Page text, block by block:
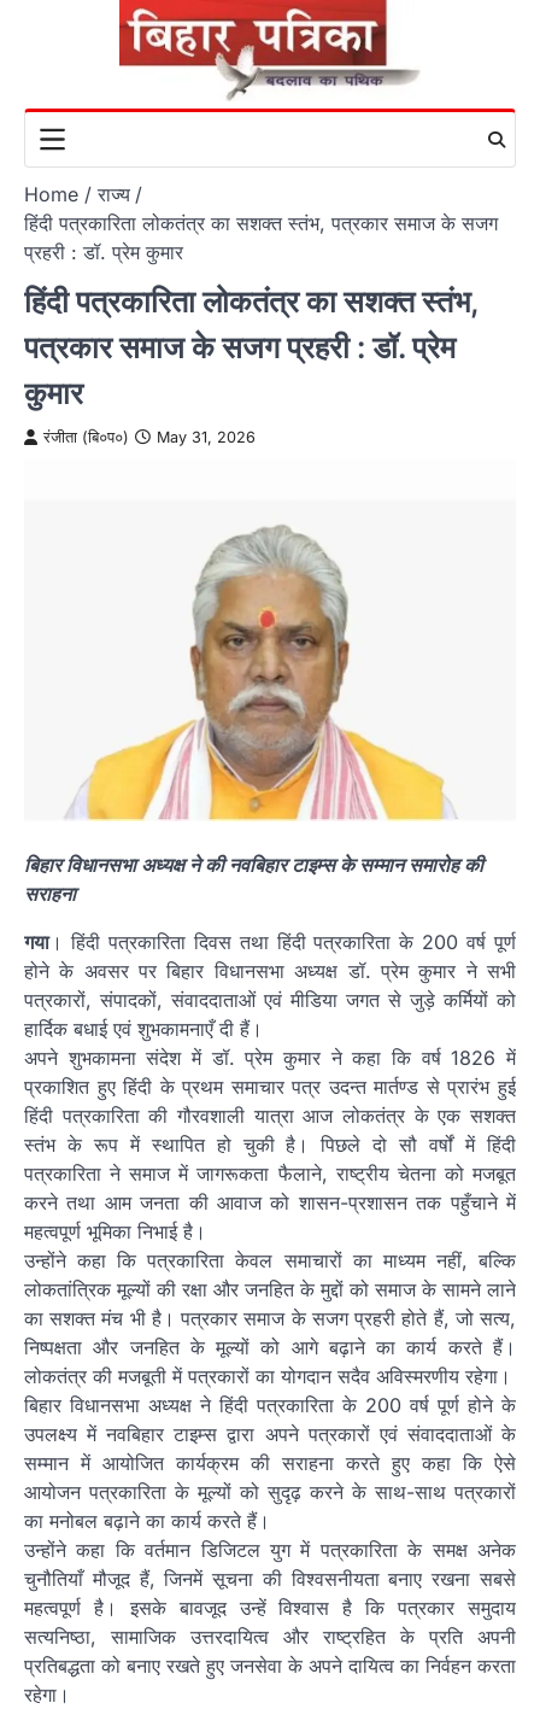
Home
राज्य
हिंदी पत्रकारिता लोकतंत्र का सशक्त स्तंभ, पत्रकार समाज के सजग
प्रहरी : डॉ. प्रेम कुमार
हिंदी पत्रकारिता लोकतंत्र का सशक्त स्तंभ,
पत्रकार समाज के सजग प्रहरी : डॉ. प्रेम
कुमार
रंजीता (बि०प०) May 31, 2026
बिहार विधानसभा अध्यक्ष ने की नवबिहार टाइम्स के सम्मान समारोह की
सराहना
गया। हिंदी पत्रकारिता दिवस तथा हिंदी पत्रकारिता के 200 वर्ष पूर्ण
होने के अवसर पर बिहार विधानसभा अध्यक्ष डॉ. प्रेम कुमार ने सभी
पत्रकारों, संपादकों, संवाददाताओं एवं मीडिया जगत से जुड़े कर्मियों को
हार्दिक बधाई एवं शुभकामनाएँ दी हैं।
अपने शुभकामना संदेश में डॉ. प्रेम कुमार ने कहा कि वर्ष 1826 में
प्रकाशित हुए हिंदी के प्रथम समाचार पत्र उदन्त मार्तण्ड से प्रारंभ हुई
हिंदी पत्रकारिता की गौरवशाली यात्रा आज लोकतंत्र के एक सशक्त
स्तंभ के रूप में स्थापित हो चुकी है। पिछले दो सौ वर्षों में हिंदी
पत्रकारिता ने समाज में जागरूकता फैलाने, राष्ट्रीय चेतना को मजबूत
करने तथा आम जनता की आवाज को शासन-प्रशासन तक पहुँचाने में
महत्वपूर्ण भूमिका निभाई है।
उन्होंने कहा कि पत्रकारिता केवल समाचारों का माध्यम नहीं, बल्कि
लोकतांत्रिक मूल्यों की रक्षा और जनहित के मुद्दों को समाज के सामने लाने
का सशक्त मंच भी है। पत्रकार समाज के सजग प्रहरी होते हैं, जो सत्य,
निष्पक्षता और जनहित के मूल्यों को आगे बढ़ाने का कार्य करते हैं।
लोकतंत्र की मजबूती में पत्रकारों का योगदान सदैव अविस्मरणीय रहेगा।
बिहार विधानसभा अध्यक्ष ने हिंदी पत्रकारिता के 200 वर्ष पूर्ण होने के
उपलक्ष्य में नवबिहार टाइम्स द्वारा अपने पत्रकारों एवं संवाददाताओं के
सम्मान में आयोजित कार्यक्रम की सराहना करते हुए कहा कि ऐसे
आयोजन पत्रकारिता के मूल्यों को सुदृढ़ करने के साथ-साथ पत्रकारों
का मनोबल बढ़ाने का कार्य करते हैं।
उन्होंने कहा कि वर्तमान डिजिटल युग में पत्रकारिता के समक्ष अनेक
चुनौतियाँ मौजूद हैं, जिनमें सूचना की विश्वसनीयता बनाए रखना सबसे
महत्वपूर्ण है। इसके बावजूद उन्हें विश्वास है कि पत्रकार समुदाय
सत्यनिष्ठा, सामाजिक उत्तरदायित्व और राष्ट्रहित के प्रति अपनी
प्रतिबद्धता को बनाए रखते हुए जनसेवा के अपने दायित्व का निर्वहन करता
रहेगा।